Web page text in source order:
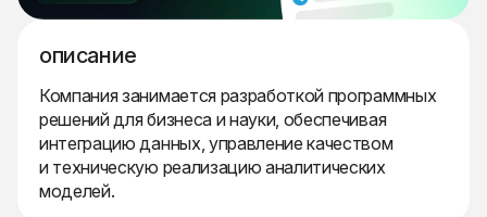
описание
Компания занимается разработкой программных
решений для бизнеса и науки, обеспечивая
интеграцию данных, управление качеством
и техническую реализацию аналитических
моделей.